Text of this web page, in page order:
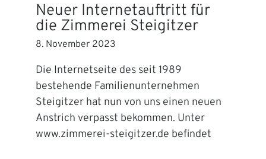
Neuer Internetauftritt für
die Zimmerei Steigitzer
8. November 2023
Die Internetseite des seit 1989
bestehende Familienunternehmen
Steigitzer hat nun von uns einen neuen
Anstrich verpasst bekommen. Unter
www.zimmerei-steigitzer.de befindet